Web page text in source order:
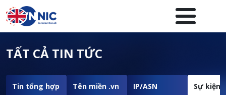
Nhảy đến nội dung
Menuheader của website
TẤT CẢ TIN TỨC
Tin tổng hợp Tên miền .vn IP/ASN Sự kiện